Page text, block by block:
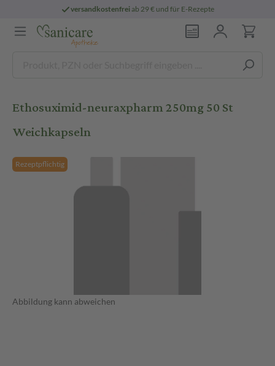
versandkostenfreiab 29 € und für E-Rezepte
Ethosuximid-neuraxpharm 250mg 50 St
Weichkapseln
Rezeptpflichtig
Abbildung kann abweichen